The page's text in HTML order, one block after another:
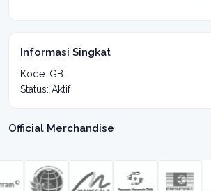
Informasi Singkat
Kode: GB
Status: Aktif
Official Merchandise